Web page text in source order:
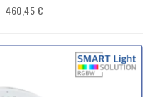
Precio
460,45 €Precio